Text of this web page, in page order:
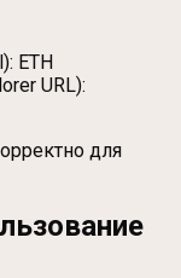
ETH
URL):
для